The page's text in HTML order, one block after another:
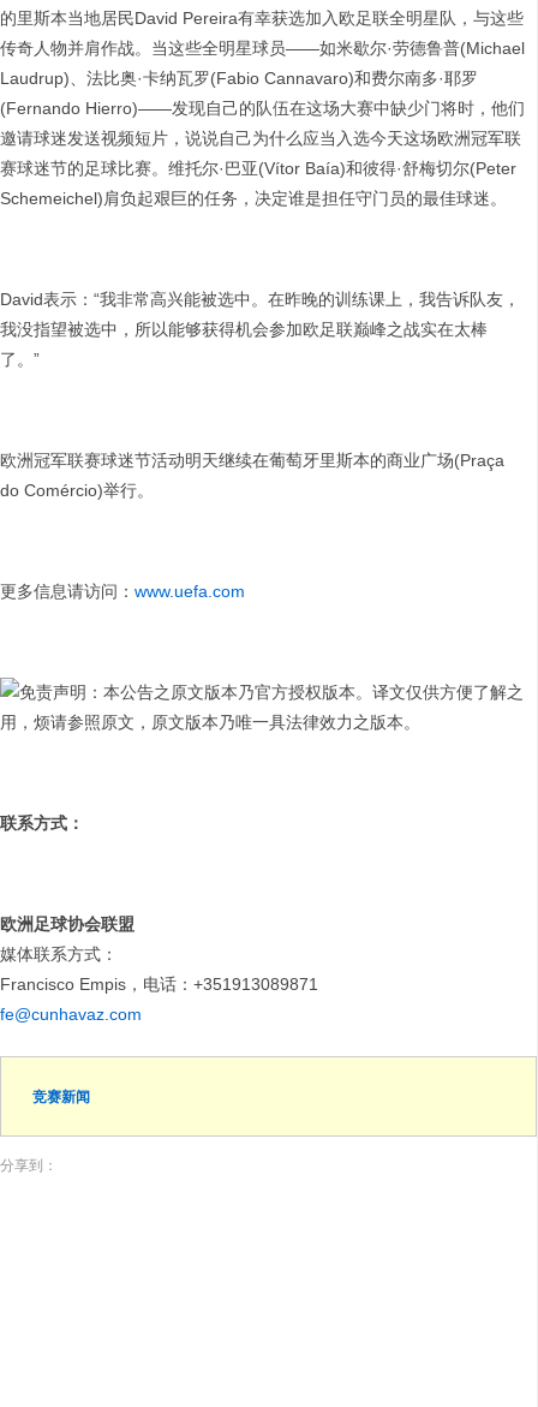
的里斯本当地居民David Pereira有幸获选加入欧足联全明星队，与这些
传奇人物并肩作战。当这些全明星球员——如米歇尔·劳德鲁普(Michael
Laudrup)、法比奥·卡纳瓦罗(Fabio Cannavaro)和费尔南多·耶罗
(Fernando Hierro)——发现自己的队伍在这场大赛中缺少门将时，他们
邀请球迷发送视频短片，说说自己为什么应当入选今天这场欧洲冠军联
赛球迷节的足球比赛。维托尔·巴亚(Vítor Baía)和彼得·舒梅切尔(Peter
Schemeichel)肩负起艰巨的任务，决定谁是担任守门员的最佳球迷。
David表示：“我非常高兴能被选中。在昨晚的训练课上，我告诉队友，
我没指望被选中，所以能够获得机会参加欧足联巅峰之战实在太棒
了。”
欧洲冠军联赛球迷节活动明天继续在葡萄牙里斯本的商业广场(Praça
do Comércio)举行。
更多信息请访问： www.uefa.com
免责声明：本公告之原文版本乃官方授权版本。译文仅供方便了解之
用，烦请参照原文，原文版本乃唯一具法律效力之版本。
联系方式：
欧洲足球协会联盟
媒体联系方式：
Francisco Empis，电话：+351913089871
fe@cunhavaz.com
竞赛新闻
分享到：